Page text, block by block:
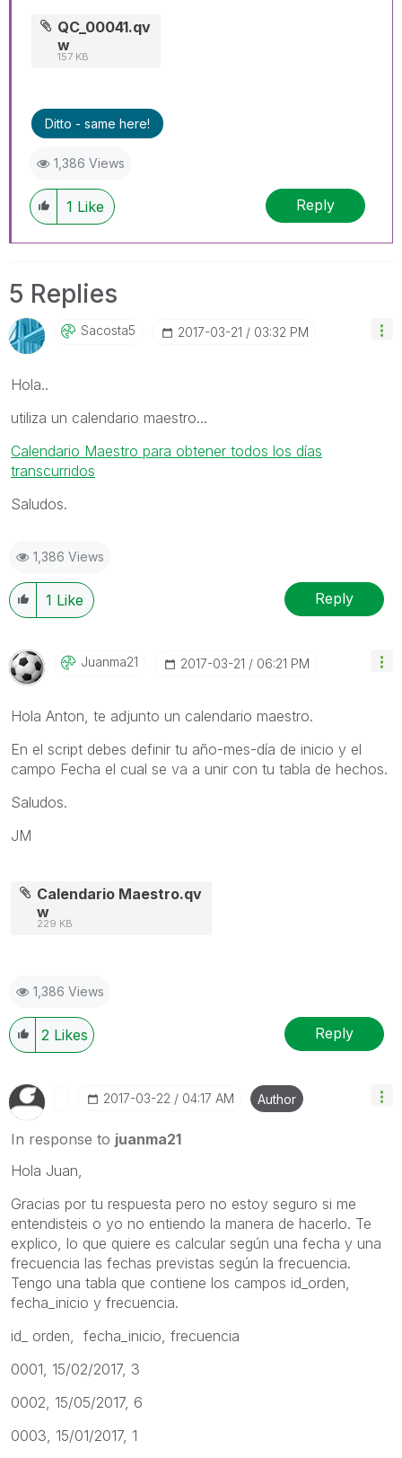
QC_00041.qv
w
157 KB
Ditto - same here!
1,386 Views
1 Like Reply
5 Replies
Sacosta5 ‎2017-03-21 03:32 PM
Hola..
utiliza un calendario maestro...
Calendario Maestro para obtener todos los días
transcurridos
Saludos.
1,386 Views
1 Like Reply
Juanma21 ‎2017-03-21 06:21 PM
Hola Anton, te adjunto un calendario maestro.
En el script debes definir tu año-mes-día de inicio y el
campo Fecha el cual se va a unir con tu tabla de hechos.
Saludos.
JM
Calendario Maestro.qv
w
229 KB
1,386 Views
2 Likes Reply
‎2017-03-22 04:17 AM Author
In response to juanma21
Hola Juan,
Gracias por tu respuesta pero no estoy seguro si me
entendisteis o yo no entiendo la manera de hacerlo. Te
explico, lo que quiere es calcular según una fecha y una
frecuencia las fechas previstas según la frecuencia.
Tengo una tabla que contiene los campos id_orden,
fecha_inicio y frecuencia.
id_ orden, fecha_inicio, frecuencia
0001, 15/02/2017, 3
0002, 15/05/2017, 6
0003, 15/01/2017, 1